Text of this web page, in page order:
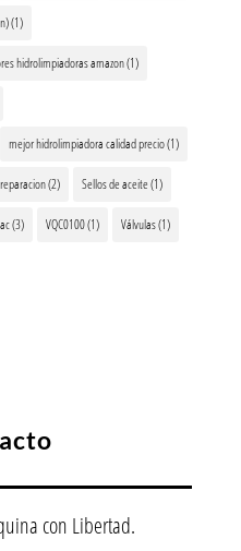
(1)
hidrolimpiadoras amazon(1)
mejor hidrolimpiadora calidad precio(1)
reparacion(2) Sellos de aceite(1)
(3) VQC0100(1) Válvulas(1)
con Libertad.